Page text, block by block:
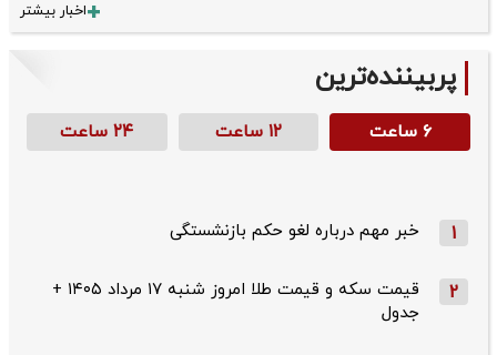
اخبار بیشتر
پربیننده‌ترین
۶ ساعت ۱۲ ساعت ۲۴ ساعت
1 خبر مهم درباره لغو حکم بازنشستگی
2
قیمت سکه و قیمت طلا امروز شنبه ۱۷ مرداد ۱۴۰۵ +
جدول